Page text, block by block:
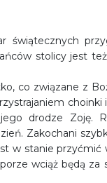
świątecznych
stolicy jest
co związane z
drodze Zoję.
Zakochani
w stanie przyćmić
wciąż będą za